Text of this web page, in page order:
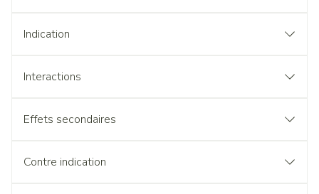
Indication
Interactions
Effets secondaires
Contre indication